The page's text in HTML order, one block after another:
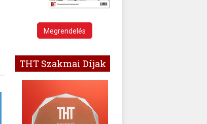
Megrendelés
THT Szakmai Díjak